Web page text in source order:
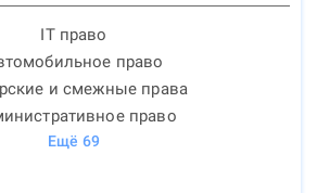
IT право
право
и смежные права
право
Ещё 69